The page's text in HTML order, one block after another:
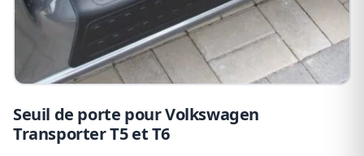
Seuil de porte pour Volkswagen
Transporter T5 et T6